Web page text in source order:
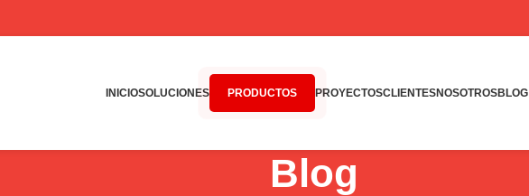
INICIOSOLUCIONES PRODUCTOS PROYECTOSCLIENTESNOSOTROSBLOG
Blog